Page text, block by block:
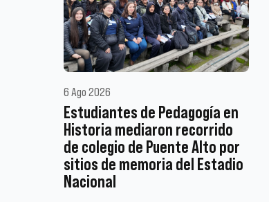
6 Ago 2026
Estudiantes de Pedagogía en
Historia mediaron recorrido
de colegio de Puente Alto por
sitios de memoria del Estadio
Nacional